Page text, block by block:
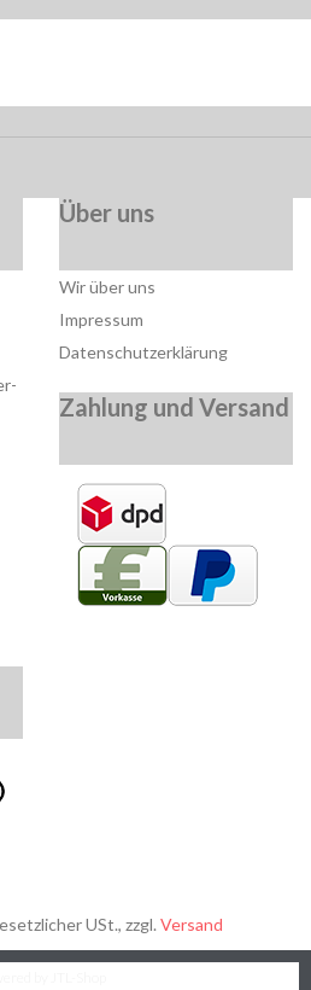
Über uns
Wir über uns
Impressum
Datenschutzerklärung
Zahlung und Versand
USt., zzgl. Versand